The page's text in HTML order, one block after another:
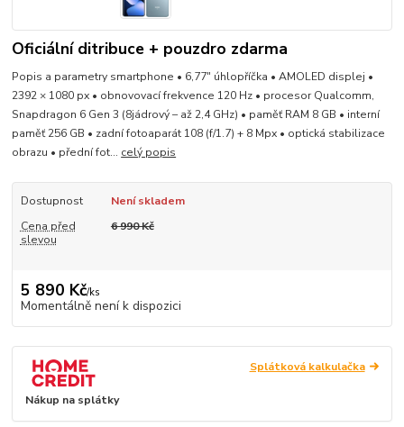
Oficiální ditribuce + pouzdro zdarma
Popis a parametry smartphone • 6,77" úhlopříčka • AMOLED displej •
2392 × 1080 px • obnovovací frekvence 120 Hz • procesor Qualcomm,
Snapdragon 6 Gen 3 (8jádrový – až 2,4 GHz) • paměť RAM 8 GB • interní
paměť 256 GB • zadní fotoaparát 108 (f/1.7) + 8 Mpx • optická stabilizace
obrazu • přední fot... celý popis
Dostupnost
Není skladem
Cena před
slevou
6 990 Kč
5 890 Kč/ks
Momentálně není k dispozici
Splátková kalkulačka
Nákup na splátky